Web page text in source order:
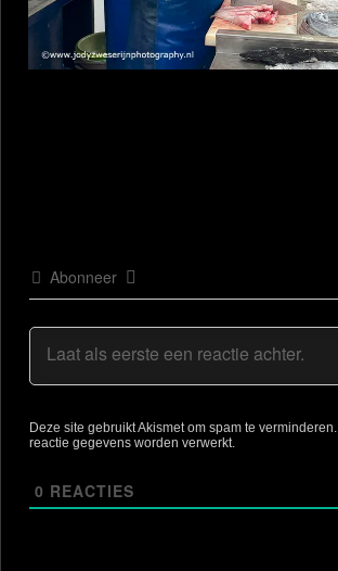
Abonneer
Deze site gebruikt Akismet om spam te verminderen.
reactie gegevens worden verwerkt.
0 REACTIES